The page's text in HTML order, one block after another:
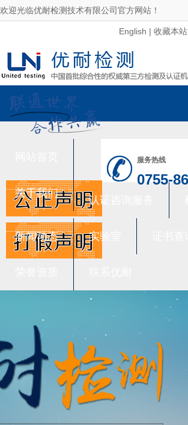
欢迎光临优耐检测技术有限公司官方网站！
English | 收藏本站
服务热线
0755-
关于我们
认证咨询服务
新闻动态 实验室